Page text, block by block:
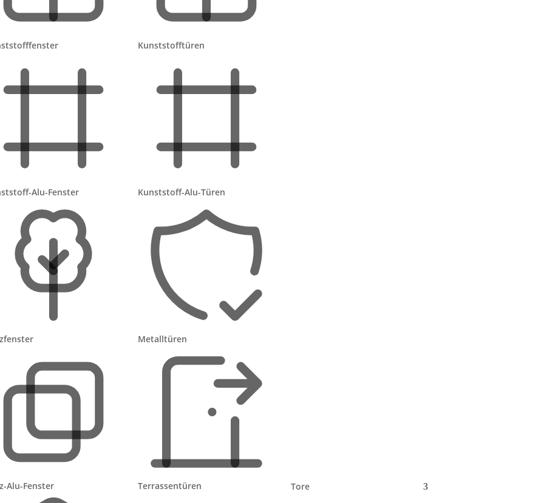
Alu-Fenster
Alu-Fenster
Kunststofftüren
Kunststoff-Alu-Türen
Metalltüren
Terrassentüren Tore
ab rund
554 €
Aufpreis200–250 €
pro Fenster
viel Schatten bremst die Ladung
zum Nachrüsten?
Elektro-Rollläden, weil Akku und
dir die Elektriker- und Verkabelungskosten. Die folgende
2026):
Kosten pro
Fenster
Geeignet für
Vertikale Fenster im Bestand, Nachrüsten
ab ~554 € Dachfenster, wo kein Kabel liegt
+ 200–250 €
Motor-/Solarpaket
Dachschräge ab ~300 €, vertikales Fenster